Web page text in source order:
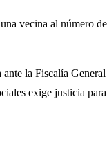
vecina al
la Fiscalía
exige justicia